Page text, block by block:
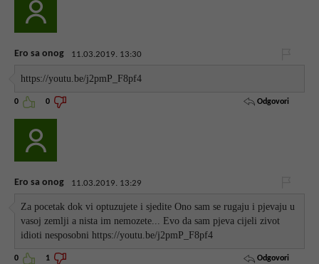
Ero sa onog 11.03.2019. 13:30
https://youtu.be/j2pmP_F8pf4
0 0 Odgovori
Ero sa onog 11.03.2019. 13:29
Za pocetak dok vi optuzujete i sjedite Ono sam se rugaju i pjevaju u
vasoj zemlji a nista im nemozete... Evo da sam pjeva cijeli zivot
idioti nesposobni https://youtu.be/j2pmP_F8pf4
0 1 Odgovori